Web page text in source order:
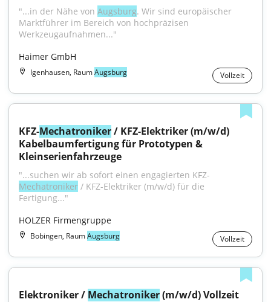
"...in der Nähe von Augsburg. Wir sind europäischer
Marktführer im Bereich von hochpräzisen
Werkzeugaufnahmen..."
Haimer GmbH
Igenhausen, RaumAugsburg Vollzeit
KFZ-Mechatroniker / KFZ-Elektriker (m/w/d)
Kabelbaumfertigung für Prototypen &
Kleinserienfahrzeuge
"...suchen wir ab sofort einen engagierten KFZ-
Mechatroniker / KFZ-Elektriker (m/w/d) für die
Fertigung..."
HOLZER Firmengruppe
Bobingen, RaumAugsburg Vollzeit
Elektroniker / Mechatroniker (m/w/d) Vollzeit